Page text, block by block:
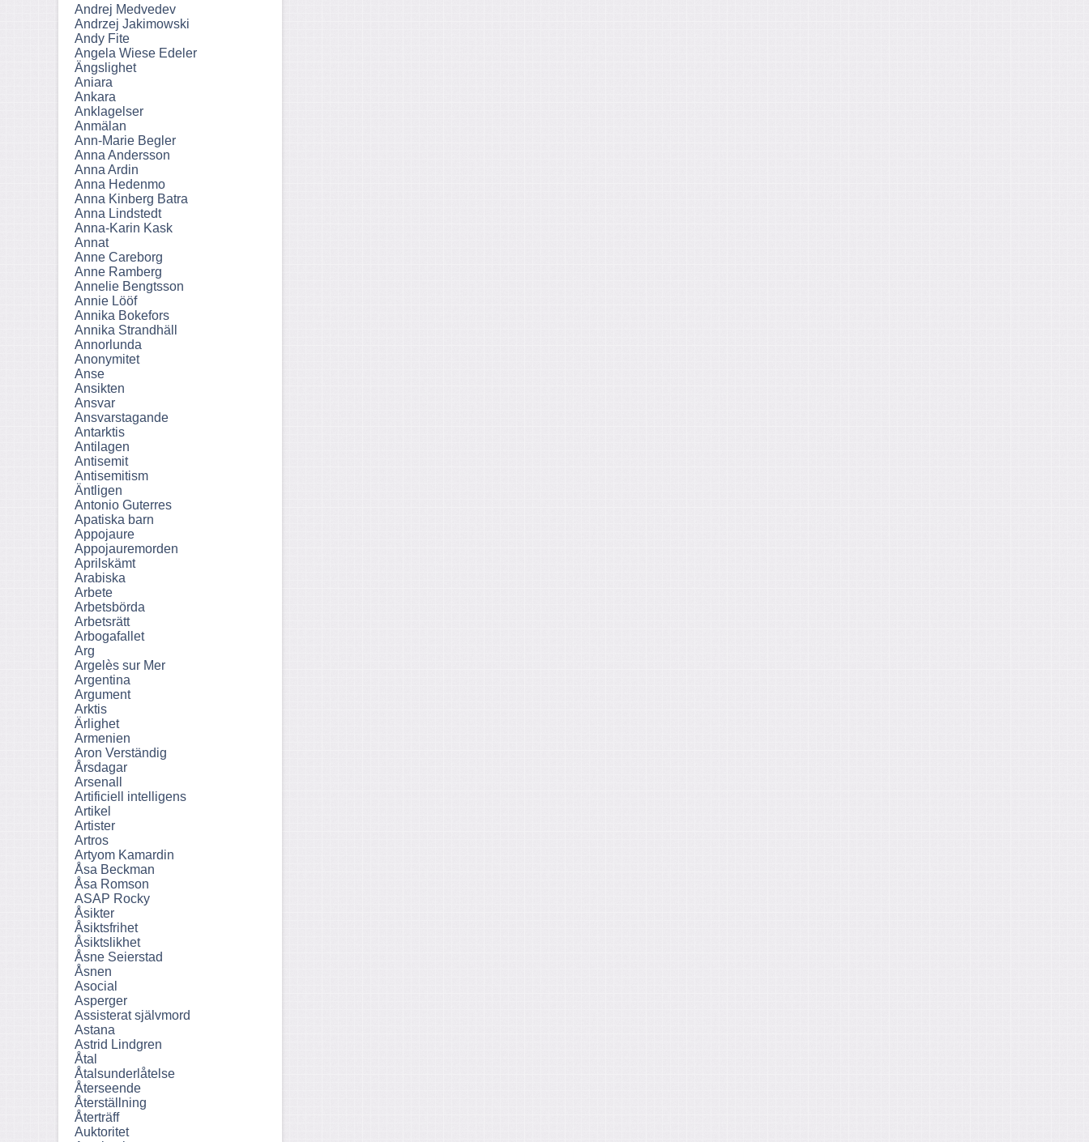
Andrej Medvedev
Andrzej Jakimowski
Andy Fite
Angela Wiese Edeler
Ängslighet
Aniara
Ankara
Anklagelser
Anmälan
Ann-Marie Begler
Anna Andersson
Anna Ardin
Anna Hedenmo
Anna Kinberg Batra
Anna Lindstedt
Anna-Karin Kask
Annat
Anne Careborg
Anne Ramberg
Annelie Bengtsson
Annie Lööf
Annika Bokefors
Annika Strandhäll
Annorlunda
Anonymitet
Anse
Ansikten
Ansvar
Ansvarstagande
Antarktis
Antilagen
Antisemit
Antisemitism
Äntligen
Antonio Guterres
Apatiska barn
Appojaure
Appojauremorden
Aprilskämt
Arabiska
Arbete
Arbetsbörda
Arbetsrätt
Arbogafallet
Arg
Argelès sur Mer
Argentina
Argument
Arktis
Ärlighet
Armenien
Aron Verständig
Årsdagar
Arsenall
Artificiell intelligens
Artikel
Artister
Artros
Artyom Kamardin
Åsa Beckman
Åsa Romson
ASAP Rocky
Åsikter
Åsiktsfrihet
Åsiktslikhet
Åsne Seierstad
Åsnen
Asocial
Asperger
Assisterat självmord
Astana
Astrid Lindgren
Åtal
Åtalsunderlåtelse
Återseende
Återställning
Återträff
Auktoritet